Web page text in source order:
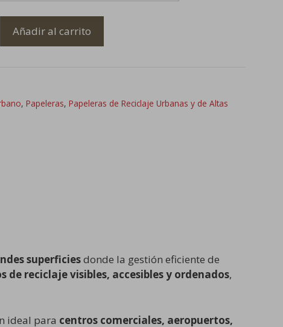
Añadir al carrito
, Papeleras, Papeleras de Reciclaje Urbanas y de Altas
superficiesdonde la gestión eficiente de
de reciclaje visibles, accesibles y ordenados,
ideal para centros comerciales, aeropuertos,